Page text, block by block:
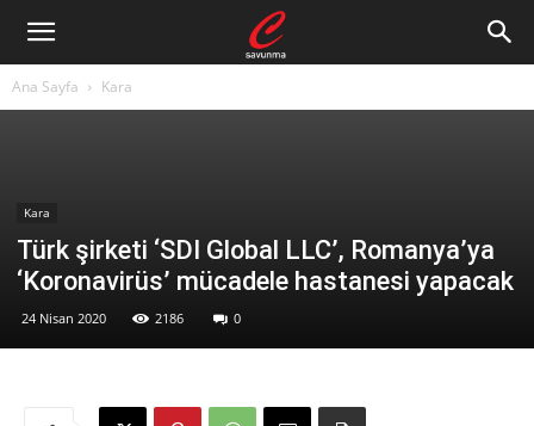
Ana Sayfa Kara
Kara
Türk şirketi ‘SDI Global LLC’, Romanya’ya
‘Koronavirüs’ mücadele hastanesi yapacak
24 Nisan 2020 2186 0